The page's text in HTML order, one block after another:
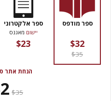
ספר מודפס
$32
$35
ספר אלקטרוני
יישום מאגנס
$23
הנחת אתר
$35